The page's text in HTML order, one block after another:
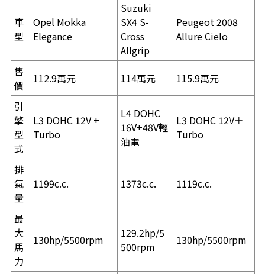
車
型
Opel Mokka
Elegance
Suzuki
SX4 S-
Cross
Allgrip
Peugeot 2008
Allure Cielo
售
價
112.9萬元 114萬元
115.9萬元
引
擎
型
式
L3 DOHC 12V +
Turbo
L4 DOHC
16V+48V輕
油電
L3 DOHC 12V＋
Turbo
排
氣
量
1199c.c. 1373c.c. 1119c.c.
最
大
馬
力
130hp/5500rpm
129.2hp/5
500rpm
130hp/5500rpm